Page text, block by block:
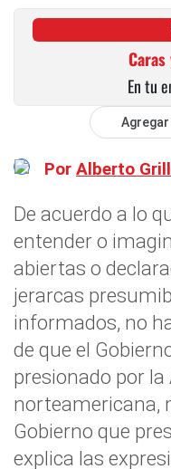
En tu
Agregar
Por Alberto
De acuerdo a lo
entender o
abiertas o
jerarcas
informados, no
de que el
presionado por
norteamericana,
Gobierno que
explica las